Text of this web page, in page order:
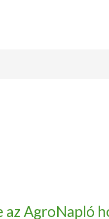
AgroNapló